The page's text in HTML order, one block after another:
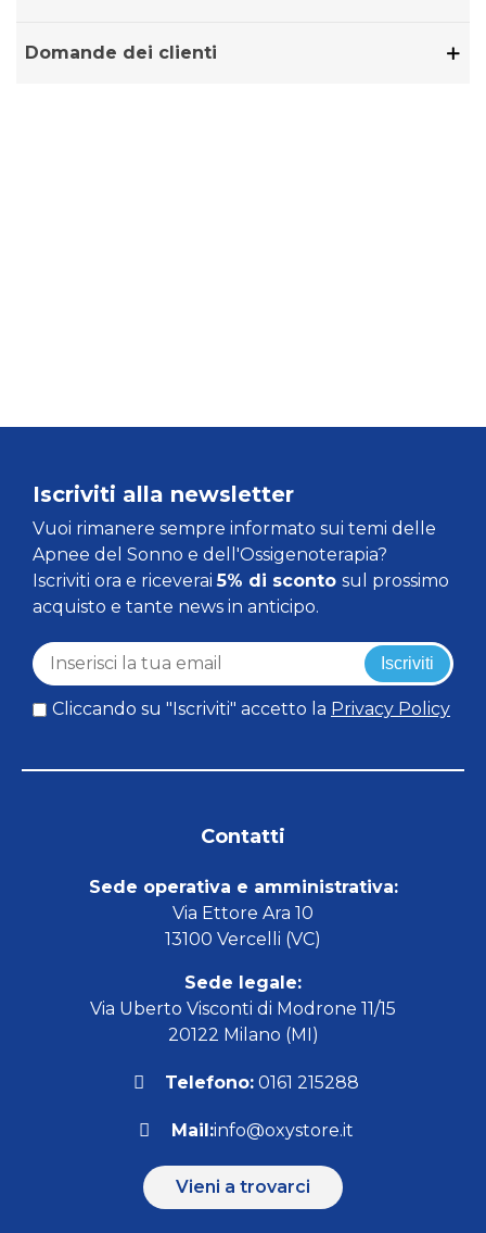
Domande dei clienti
Iscriviti alla newsletter
Vuoi rimanere sempre informato sui temi delle
Apnee del Sonno e dell'Ossigenoterapia?
Iscriviti ora e riceverai5% di sconto sul prossimo
acquisto e tante news in anticipo.
Iscriviti
Cliccando su "Iscriviti" accetto la Privacy Policy
Contatti
Sede operativa e amministrativa:
Via Ettore Ara 10
13100 Vercelli (VC)
Sede legale:
Via Uberto Visconti di Modrone 11/15
20122 Milano (MI)
Telefono: 0161 215288
Mail:info@oxystore.it
Vieni a trovarci